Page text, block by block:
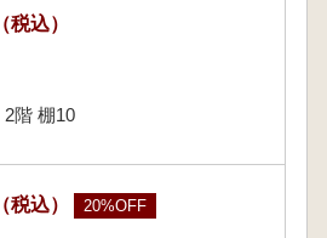
（税込）
2階 棚10
（税込） 20%OFF